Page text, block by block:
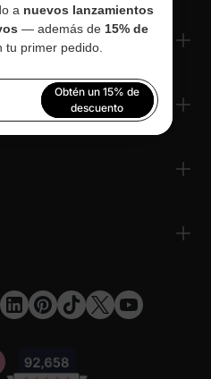
a nuevos lanzamientos
— además de 15% de
tu primer pedido.
Obtén un 15% de
descuento